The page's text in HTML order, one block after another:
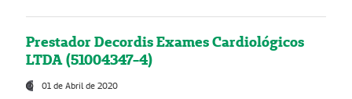
Prestador Decordis Exames Cardiológicos
LTDA (51004347-4)
01 de Abril de 2020